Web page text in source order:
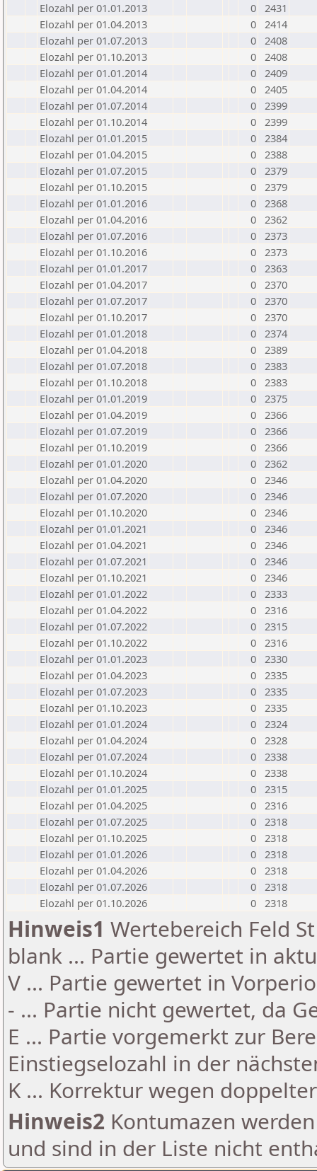
Elozahl per 01.01.2013
0 2431
Elozahl per 01.04.2013
0 2414
Elozahl per 01.07.2013
0 2408
Elozahl per 01.10.2013
0 2408
Elozahl per 01.01.2014
0 2409
Elozahl per 01.04.2014
0 2405
Elozahl per 01.07.2014
0 2399
Elozahl per 01.10.2014
0 2399
Elozahl per 01.01.2015
0 2384
Elozahl per 01.04.2015
0 2388
Elozahl per 01.07.2015
0 2379
Elozahl per 01.10.2015
0 2379
Elozahl per 01.01.2016
0 2368
Elozahl per 01.04.2016
0 2362
Elozahl per 01.07.2016
0 2373
Elozahl per 01.10.2016
0 2373
Elozahl per 01.01.2017
0 2363
Elozahl per 01.04.2017
0 2370
Elozahl per 01.07.2017
0 2370
Elozahl per 01.10.2017
0 2370
Elozahl per 01.01.2018
0 2374
Elozahl per 01.04.2018
0 2389
Elozahl per 01.07.2018
0 2383
Elozahl per 01.10.2018
0 2383
Elozahl per 01.01.2019
0 2375
Elozahl per 01.04.2019
0 2366
Elozahl per 01.07.2019
0 2366
Elozahl per 01.10.2019
0 2366
Elozahl per 01.01.2020
0 2362
Elozahl per 01.04.2020
0 2346
Elozahl per 01.07.2020
0 2346
Elozahl per 01.10.2020
0 2346
Elozahl per 01.01.2021
0 2346
Elozahl per 01.04.2021
0 2346
Elozahl per 01.07.2021
0 2346
Elozahl per 01.10.2021
0 2346
Elozahl per 01.01.2022
0 2333
Elozahl per 01.04.2022
0 2316
Elozahl per 01.07.2022
0 2315
Elozahl per 01.10.2022
0 2316
Elozahl per 01.01.2023
0 2330
Elozahl per 01.04.2023
0 2335
Elozahl per 01.07.2023
0 2335
Elozahl per 01.10.2023
0 2335
Elozahl per 01.01.2024
0 2324
Elozahl per 01.04.2024
0 2328
Elozahl per 01.07.2024
0 2338
Elozahl per 01.10.2024
0 2338
Elozahl per 01.01.2025
0 2315
Elozahl per 01.04.2025
0 2316
Elozahl per 01.07.2025
0 2318
Elozahl per 01.10.2025
0 2318
Elozahl per 01.01.2026
0 2318
Elozahl per 01.04.2026
0 2318
Elozahl per 01.07.2026
0 2318
Elozahl per 01.10.2026
0 2318
Hinweis1 Wertebereich Feld
blank ... Partie gewertet in
V ... Partie gewertet in
- ... Partie nicht gewertet, da
E ... Partie vorgemerkt zur
Einstiegselozahl in der
K ... Korrektur wegen
Hinweis2 Kontumazen
und sind in der Liste nicht